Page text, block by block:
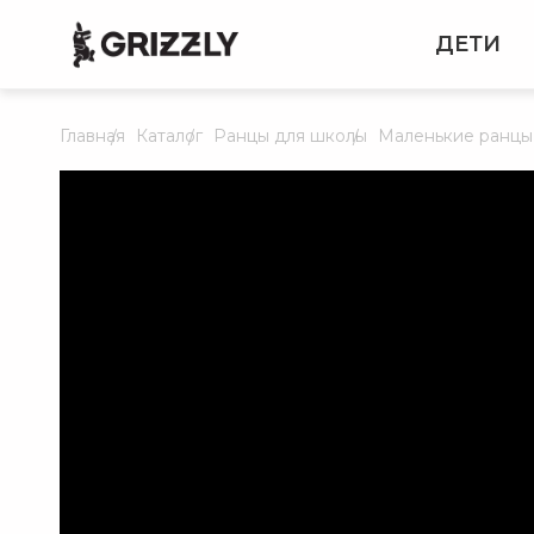
ДЕТИ
Главная Каталог Ранцы для школы Маленькие